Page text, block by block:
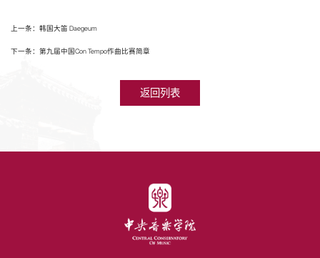
上一条：韩国大笛 Daegeum
下一条：第九届中国Con Tempo作曲比赛简章
返回列表